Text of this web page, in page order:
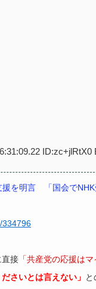
ID:zc+jlRtX0
援を明言 「国会で
334796
直接 「共産党の応援は
さいとは言えない」